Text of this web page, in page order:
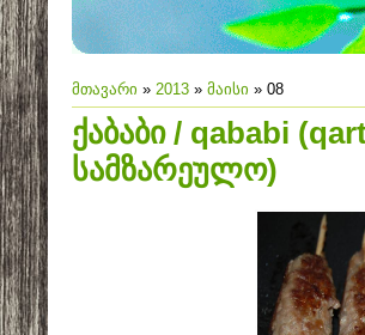
მთავარი » 2013 » მაისი » 08
ქაბაბი / qababi
სამზარეულო)